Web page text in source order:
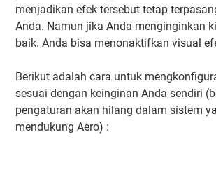
menjadikan efek tersebut tetap
Anda. Namun jika Anda menginginkan
baik. Anda bisa menonaktifkan visual
Berikut adalah cara untuk
sesuai dengan keinginan Anda sendiri
pengaturan akan hilang dalam sistem
mendukung Aero) :